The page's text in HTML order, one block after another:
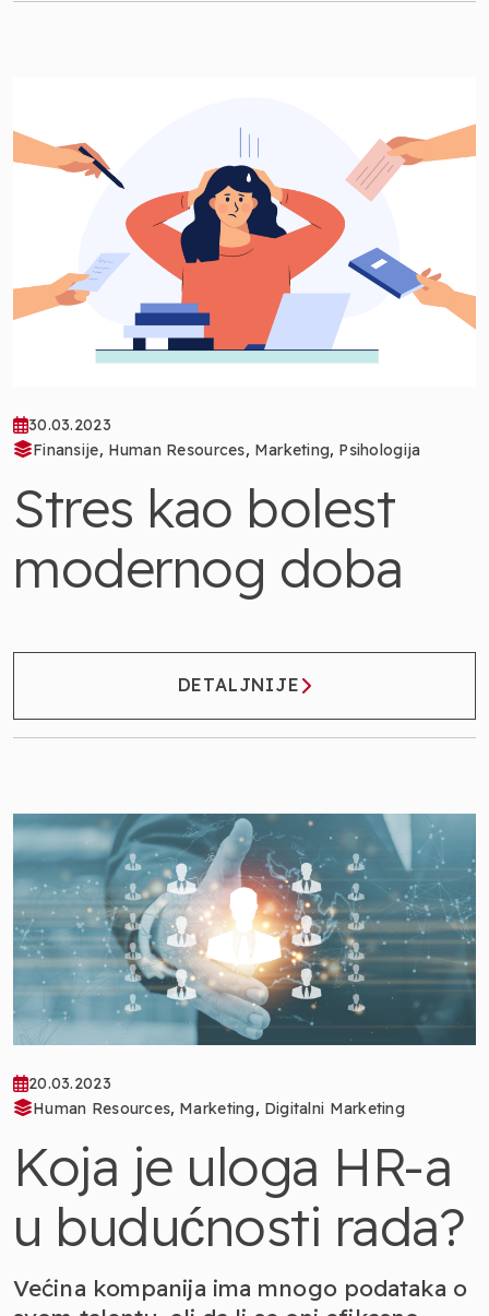
30.03.2023
Finansije, Human Resources, Marketing, Psihologija
Stres kao bolest
modernog doba
DETALJNIJE
20.03.2023
Human Resources, Marketing, Digitalni Marketing
Koja je uloga HR-a
u budućnosti rada?
Većina kompanija ima mnogo podataka o